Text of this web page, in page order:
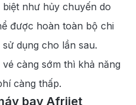
như hủy chuyến do
được hoàn toàn bộ chi
dụng cho lần sau.
càng sớm thì khả năng
càng thấp.
bay Afrijet